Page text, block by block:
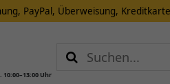
PayPal, Überweisung,
10:00–13:00 Uhr